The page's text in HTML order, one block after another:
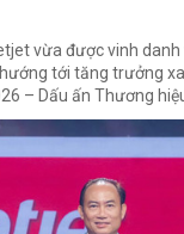
vừa được vinh danh
tới tăng trưởng
– Dấu ấn Thương